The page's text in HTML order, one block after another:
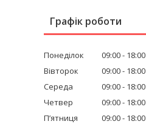
Графік роботи
Понеділок 09:00
18:00
Вівторок
09:00
18:00
Середа
09:00
18:00
Четвер
09:00
18:00
Пʼятниця
09:00
18:00